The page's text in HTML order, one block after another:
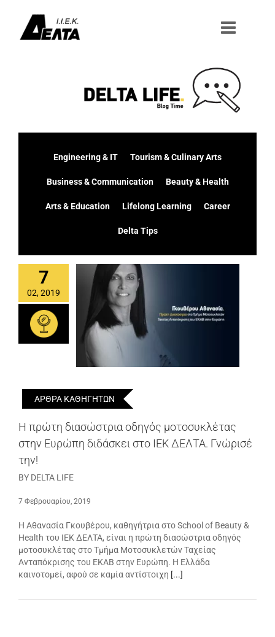
περιεχόμενο
Engineering & IT Tourism & Culinary Arts
Business & Communication Beauty & Health
Arts & Education Lifelong Learning Career
Delta Tips
7
02, 2019
ΑΡΘΡΑ ΚΑΘΗΓΗΤΩΝ
Η πρώτη διασώστρια οδηγός μοτοσυκλέτας
στην Ευρώπη διδάσκει στο ΙΕΚ ΔΕΛΤΑ. Γνώρισέ
την!
BY DELTA LIFE
7 Φεβρουαρίου, 2019
Η Αθανασία Γκουβέρου, καθηγήτρια στο School of Beauty &
Health του ΙΕΚ ΔΕΛΤΑ, είναι η πρώτη διασώστρια οδηγός
μοτοσυκλέτας στο Τμήμα Μοτοσυκλετών Ταχείας
Ανταπόκρισης του ΕΚΑΒ στην Ευρώπη. Η Ελλάδα
καινοτομεί, αφού σε καμία αντίστοιχη [...]